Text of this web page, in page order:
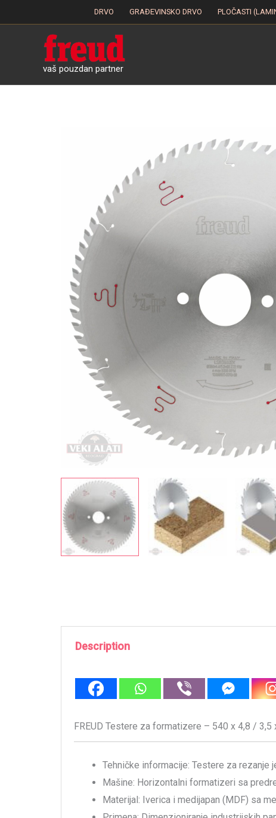
to
DRVO GRAĐEVINSKO DRVO PLOČASTI
vaš pouzdan partner
Description
FREUD Testere za formatizere – 540 x 4,8 /
Tehničke informacije: Testere za rezanje
Mašine: Horizontalni formatizeri sa
Materijal: Iverica i medijapan (MDF) sa